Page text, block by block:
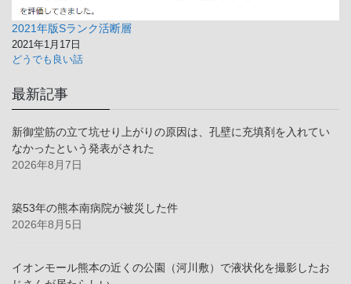
2021年版Sランク活断層
2021年1月17日
どうでも良い話
最新記事
新御堂筋の立て坑せり上がりの原因は、孔壁に充填剤を入れてい
なかったという発表がされた
2026年8月7日
築53年の熊本南病院が被災した件
2026年8月5日
イオンモール熊本の近くの公園（河川敷）で液状化を撮影したお